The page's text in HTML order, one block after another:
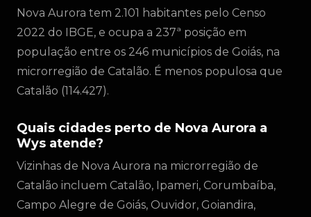
Nova Aurora tem 2.101 habitantes pelo Censo
2022 do IBGE, e ocupa a 237ª posição em
população entre os 246 municípios de Goiás, na
microrregião de Catalão. É menos populosa que
Catalão (114.427).
Quais cidades perto de Nova Aurora a
Wys atende?
Vizinhas de Nova Aurora na microrregião de
Catalão incluem Catalão, Ipameri, Corumbaíba,
Campo Alegre de Goiás, Ouvidor, Goiandira,